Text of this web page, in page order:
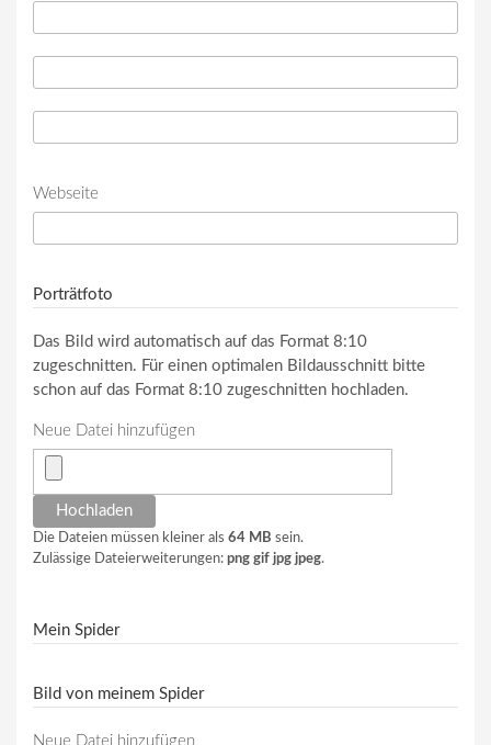
Webseite
Porträtfoto
Das Bild wird automatisch auf das Format 8:10
zugeschnitten. Für einen optimalen Bildausschnitt bitte
schon auf das Format 8:10 zugeschnitten hochladen.
Neue Datei hinzufügen
Die Dateien müssen kleiner als 64 MB sein.
Zulässige Dateierweiterungen: png gif jpg jpeg.
Mein Spider
Bild von meinem Spider
Neue Datei hinzufügen